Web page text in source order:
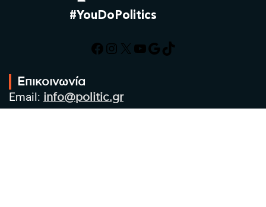
#YouDoPolitics
Facebook
Instagram
X YouTube
Google
TikTok
Επικοινωνία
Email: info@politic.gr
Τηλ: